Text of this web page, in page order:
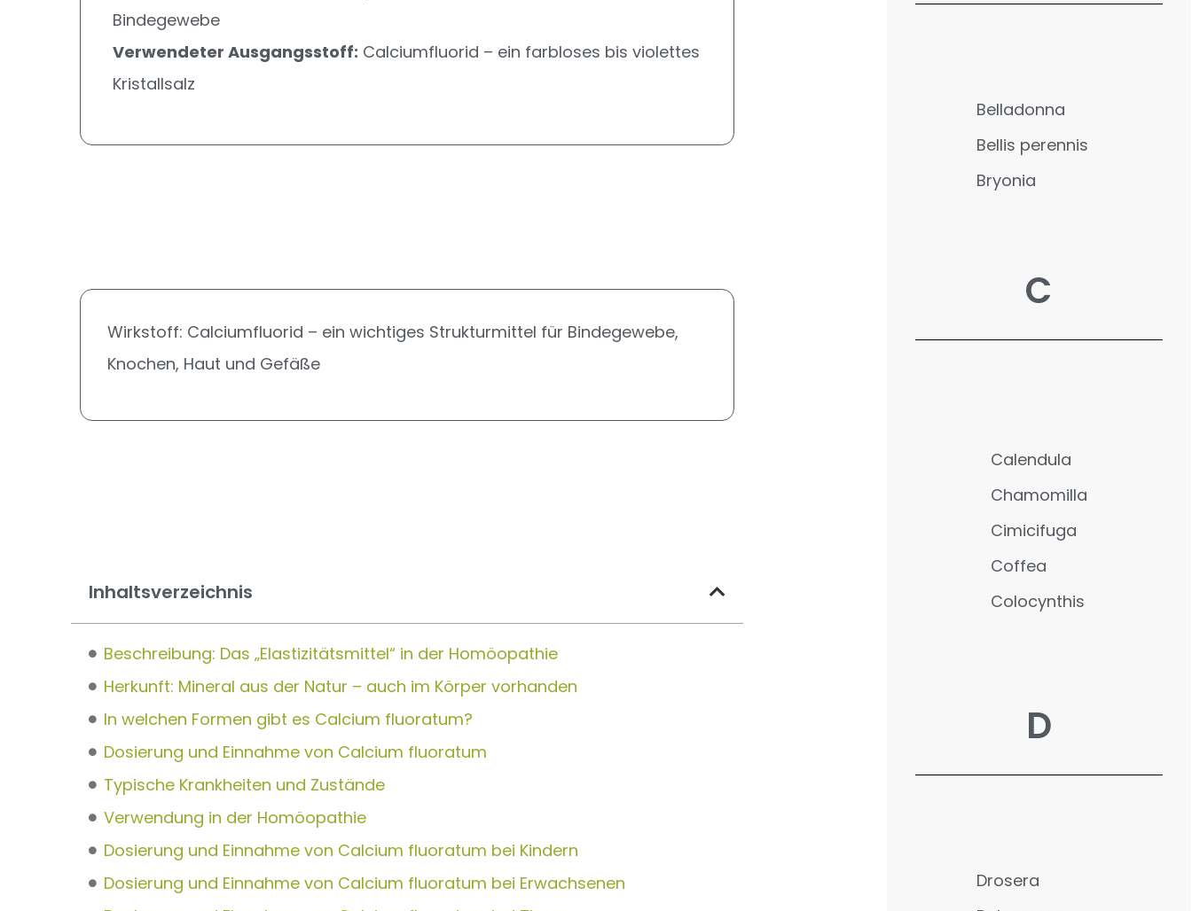
Bindegewebe
Verwendeter Ausgangsstoff: Calciumfluorid – ein farbloses bis violettes
Kristallsalz
Wirkstoff: Calciumfluorid – ein wichtiges Strukturmittel für Bindegewebe,
Knochen, Haut und Gefäße
Inhaltsverzeichnis
Beschreibung: Das „Elastizitätsmittel“ in der Homöopathie
Herkunft: Mineral aus der Natur – auch im Körper vorhanden
In welchen Formen gibt es Calcium fluoratum?
Dosierung und Einnahme von Calcium fluoratum
Typische Krankheiten und Zustände
Verwendung in der Homöopathie
Dosierung und Einnahme von Calcium fluoratum bei Kindern
Dosierung und Einnahme von Calcium fluoratum bei Erwachsenen
Belladonna
Bellis perennis
Bryonia
C
Calendula
Chamomilla
Cimicifuga
Coffea
Colocynthis
D
Drosera